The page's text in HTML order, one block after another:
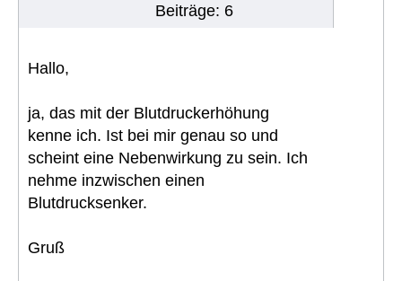
Beiträge: 6
Hallo,
ja, das mit der Blutdruckerhöhung
kenne ich. Ist bei mir genau so und
scheint eine Nebenwirkung zu sein. Ich
nehme inzwischen einen
Blutdrucksenker.
Gruß